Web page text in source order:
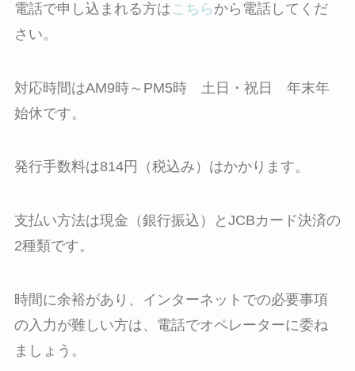
電話で申し込まれる方は こちら から電話してくだ
さい。
対応時間はAM9時～PM5時 土日・祝日 年末年
始休です。
発行手数料は814円（税込み）はかかります。
支払い方法は現金（銀行振込）とJCBカード決済の
2種類です。
時間に余裕があり、インターネットでの必要事項
の入力が難しい方は、電話でオペレーターに委ね
ましょう。